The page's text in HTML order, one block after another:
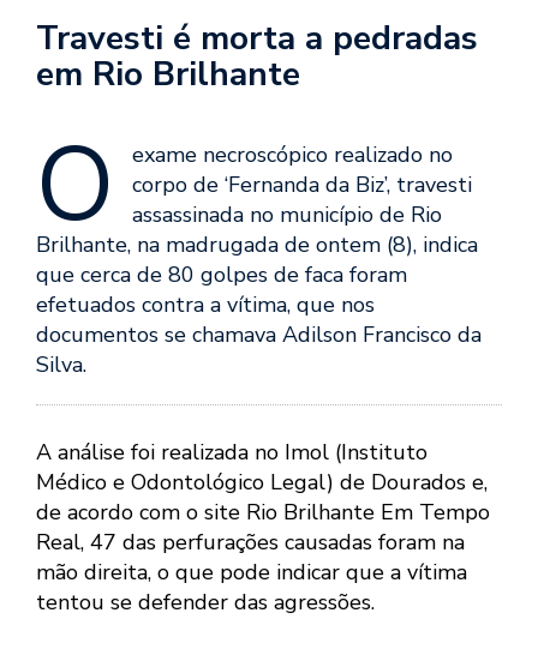
Travesti é morta a pedradas
em Rio Brilhante
O
exame necroscópico realizado no
corpo de ‘Fernanda da Biz’, travesti
assassinada no município de Rio
Brilhante, na madrugada de ontem (8), indica
que cerca de 80 golpes de faca foram
efetuados contra a vítima, que nos
documentos se chamava Adilson Francisco da
Silva.
A análise foi realizada no Imol (Instituto
Médico e Odontológico Legal) de Dourados e,
de acordo com o site Rio Brilhante Em Tempo
Real, 47 das perfurações causadas foram na
mão direita, o que pode indicar que a vítima
tentou se defender das agressões.